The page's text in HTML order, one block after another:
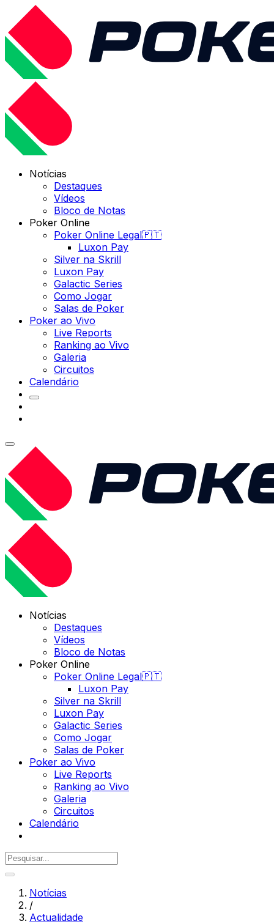
Notícias
Destaques
Vídeos
Bloco de Notas
Poker Online
Poker Online Legal🇵🇹
Luxon Pay
Silver na Skrill
Luxon Pay
Galactic Series
Como Jogar
Salas de Poker
Poker ao Vivo
Live Reports
Ranking ao Vivo
Galeria
Circuitos
Calendário
Notícias
Destaques
Vídeos
Bloco de Notas
Poker Online
Poker Online Legal🇵🇹
Luxon Pay
Silver na Skrill
Luxon Pay
Galactic Series
Como Jogar
Salas de Poker
Poker ao Vivo
Live Reports
Ranking ao Vivo
Galeria
Circuitos
Calendário
Notícias
/
Actualidade